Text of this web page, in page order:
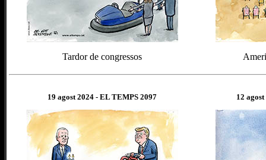
Tardor de congressos
19 agost 2024 - EL TEMPS 2097 12 agost